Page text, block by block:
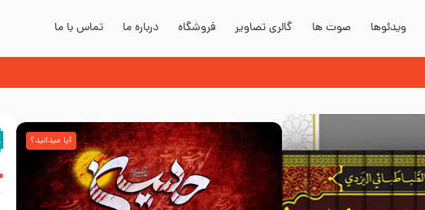
ویدئوها صوت ها گالری تصاویر فروشگاه درباره ما تماس با ما
آیا میدانید؟